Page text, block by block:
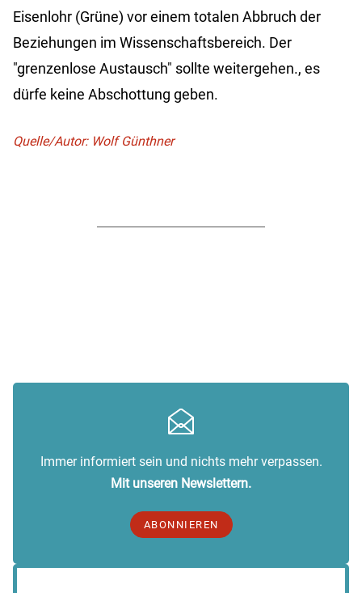
Eisenlohr (Grüne) vor einem totalen Abbruch der
Beziehungen im Wissenschaftsbereich. Der
"grenzenlose Austausch" sollte weitergehen., es
dürfe keine Abschottung geben.
Quelle/Autor: Wolf Günthner
Immer informiert sein und nichts mehr verpassen.
Mit unseren Newslettern.
ABONNIEREN